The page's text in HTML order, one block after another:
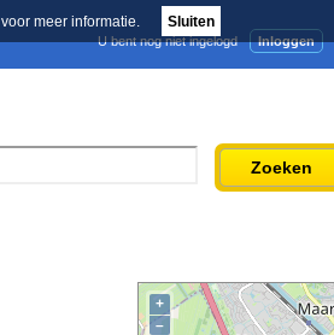
voor meer informatie. Sluiten
Inloggen
U bent nog niet ingelogd
Zoeken
+
–